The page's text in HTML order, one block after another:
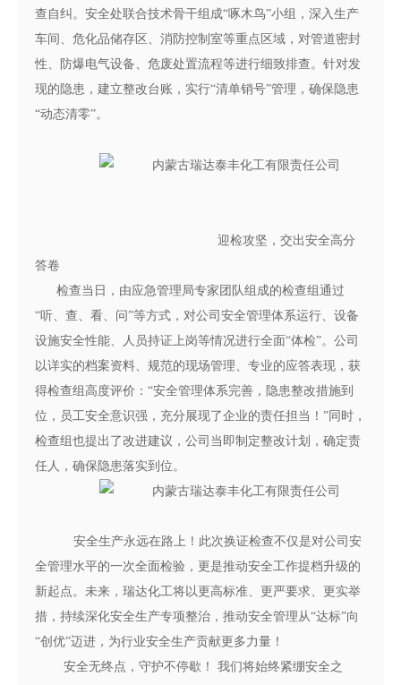
查自纠。安全处联合技术骨干组成“啄木鸟”小组，深入生产
车间、危化品储存区、消防控制室等重点区域，对管道密封
性、防爆电气设备、危废处置流程等进行细致排查。针对发
现的隐患，建立整改台账，实行“清单销号”管理，确保隐患
“动态清零”。
迎检攻坚，交出安全高分
答卷
检查当日，由应急管理局专家团队组成的检查组通过
“听、查、看、问”等方式，对公司安全管理体系运行、设备
设施安全性能、人员持证上岗等情况进行全面“体检”。公司
以详实的档案资料、规范的现场管理、专业的应答表现，获
得检查组高度评价：“安全管理体系完善，隐患整改措施到
位，员工安全意识强，充分展现了企业的责任担当！”同时，
检查组也提出了改进建议，公司当即制定整改计划，确定责
任人，确保隐患落实到位。
安全生产永远在路上！此次换证检查不仅是对公司安
全管理水平的一次全面检验，更是推动安全工作提档升级的
新起点。未来，瑞达化工将以更高标准、更严要求、更实举
措，持续深化安全生产专项整治，推动安全管理从“达标”向
“创优”迈进，为行业安全生产贡献更多力量！
安全无终点，守护不停歇！ 我们将始终紧绷安全之